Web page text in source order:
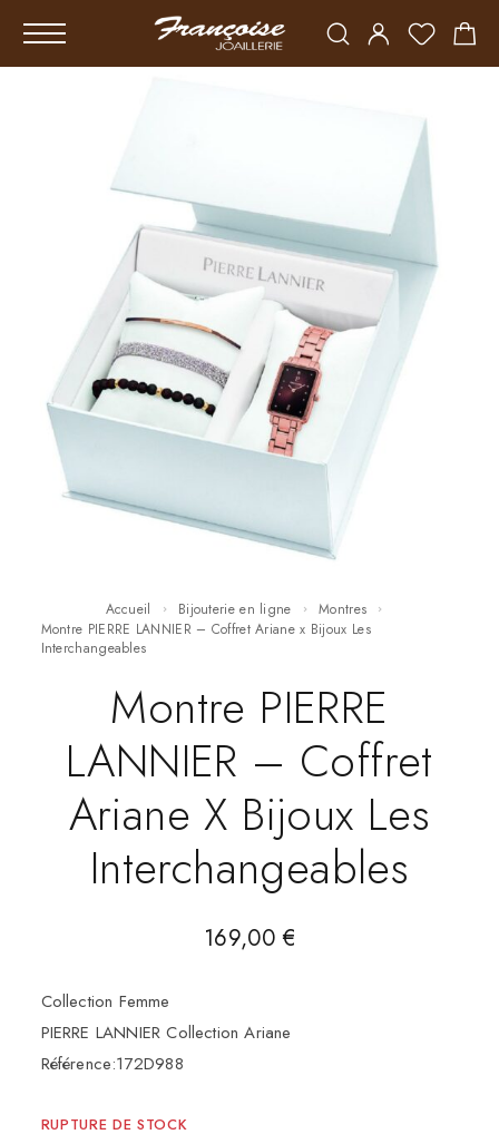
Accueil Bijouterie en ligne
Montres
Montre PIERRE LANNIER – Coffret Ariane x Bijoux Les
Interchangeables
Montre PIERRE
LANNIER – Coffret
Ariane X Bijoux Les
Interchangeables
169,00€
Collection Femme
PIERRE LANNIER Collection Ariane
Référence:172D988
RUPTURE DE STOCK